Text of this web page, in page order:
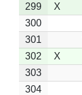
299
X
300
301
302
X
303
304